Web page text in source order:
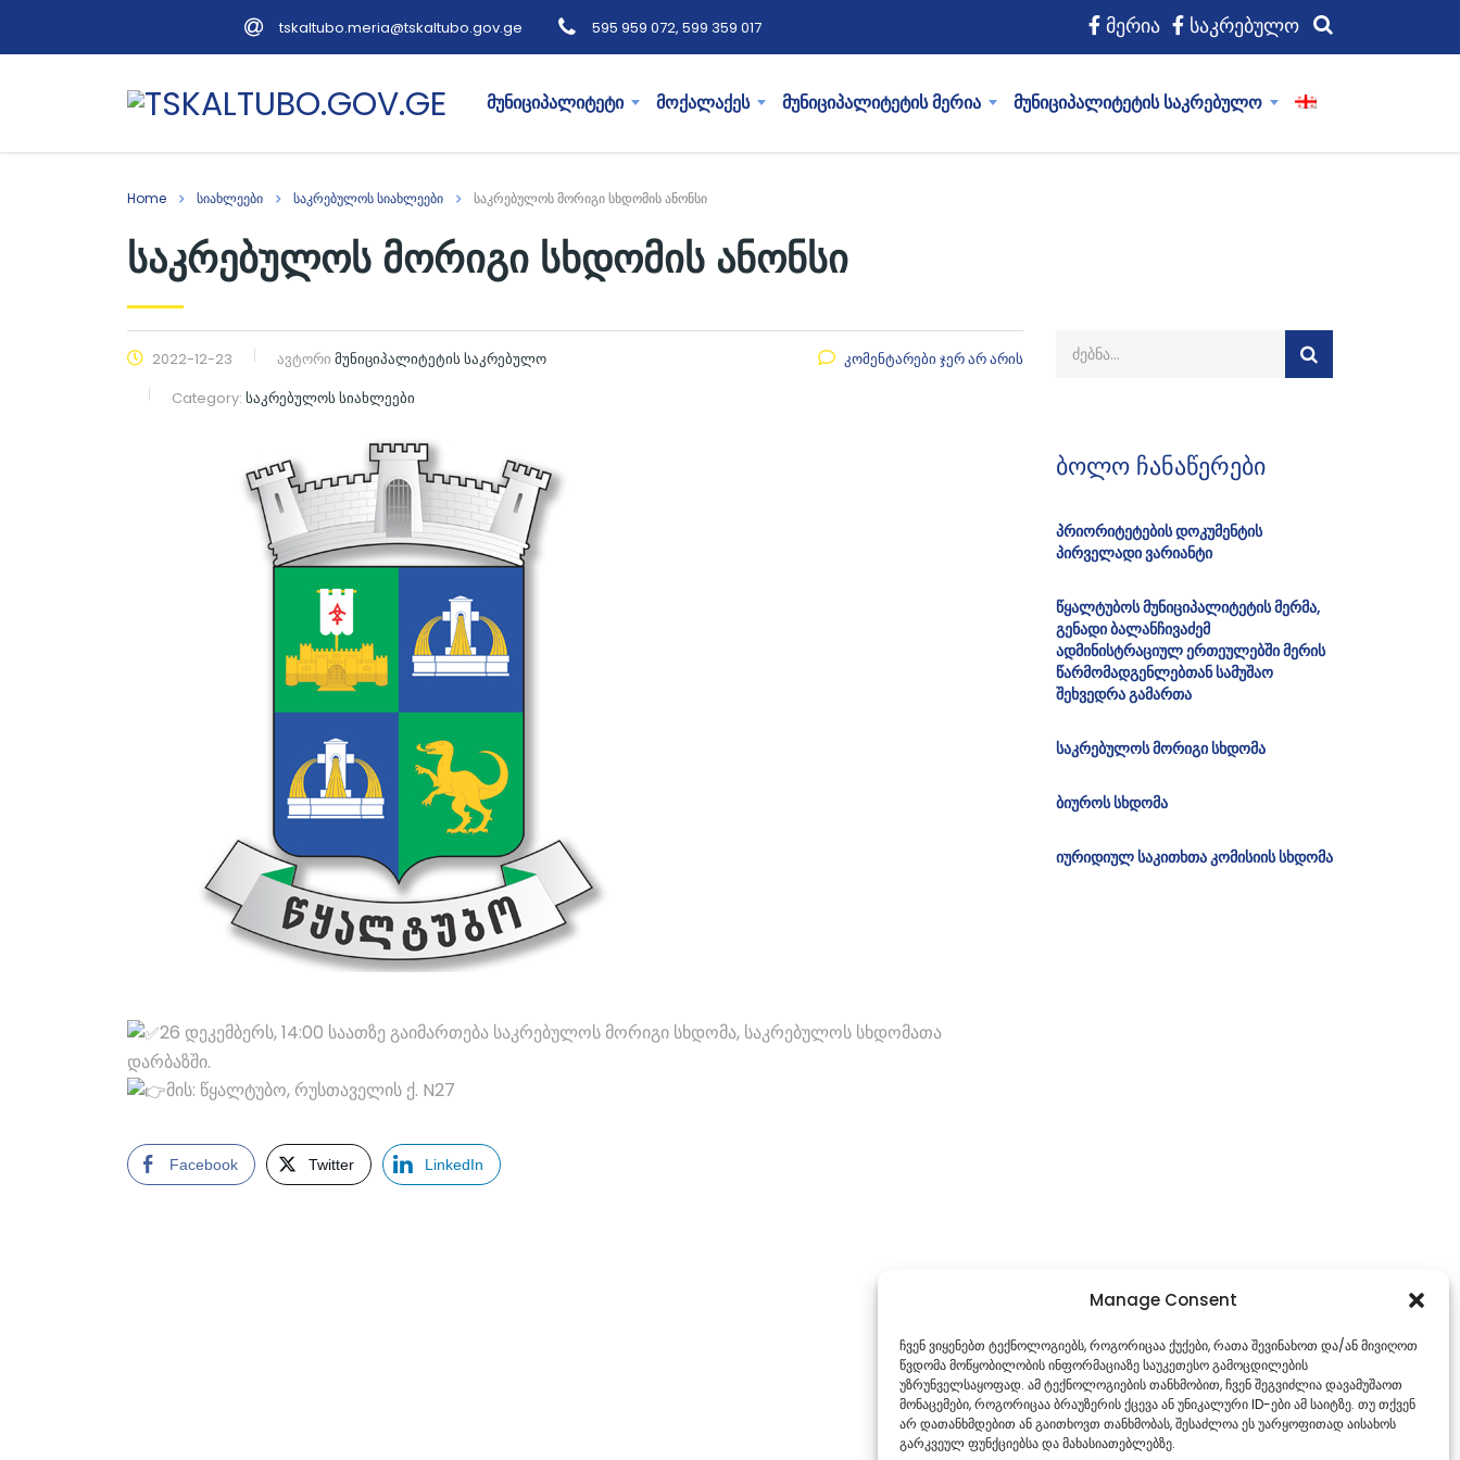
Manage Consent
ჩვენ ვიყენებთ ტექნოლოგიებს, როგორიცაა ქუქები, რათა შევინახოთ და/ან მივიღოთ
წვდომა მოწყობილობის ინფორმაციაზე საუკეთესო გამოცდილების
უზრუნველსაყოფად. ამ ტექნოლოგიების თანხმობით, ჩვენ შეგვიძლია დავამუშაოთ
მონაცემები, როგორიცაა ბრაუზერის ქცევა ან უნიკალური ID-ები ამ საიტზე. თუ თქვენ
არ დათანხმდებით ან გაითხოვთ თანხმობას, შესაძლოა ეს უარყოფითად აისახოს
გარკვეულ ფუნქციებსა და მახასიათებლებზე.
tskaltubo.meria@tskaltubo.gov.ge 595 959 072, 599 359 017 მერია საკრებულო
მუნიციპალიტეტი მოქალაქეს მუნიციპალიტეტის მერია მუნიციპალიტეტის საკრებულო
Home სიახლეები საკრებულოს სიახლეები საკრებულოს მორიგი სხდომის ანონსი
საკრებულოს მორიგი სხდომის ანონსი
2022-12-23 ავტორი მუნიციპალიტეტის საკრებულო
Category: საკრებულოს სიახლეები
კომენტარები ჯერ არ არის
26 დეკემბერს, 14:00 საათზე გაიმართება საკრებულოს მორიგი სხდომა, საკრებულოს სხდომათა
დარბაზში.
მის: წყალტუბო, რუსთაველის ქ. N27
Facebook Twitter LinkedIn
ბოლო ჩანაწერები
პრიორიტეტების დოკუმენტის
პირველადი ვარიანტი
წყალტუბოს მუნიციპალიტეტის მერმა,
გენადი ბალანჩივაძემ
ადმინისტრაციულ ერთეულებში მერის
წარმომადგენლებთან სამუშაო
შეხვედრა გამართა
საკრებულოს მორიგი სხდომა
ბიუროს სხდომა
იურიდიულ საკითხთა კომისიის სხდომა